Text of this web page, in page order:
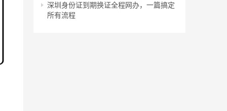
深圳身份证到期换证全程网办，一篇搞定
所有流程